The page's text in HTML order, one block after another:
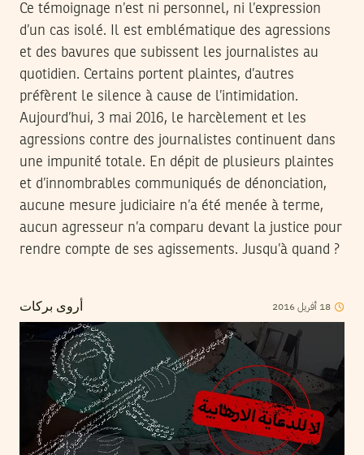
Ce témoignage n’est ni personnel, ni l’expression
d’un cas isolé. Il est emblématique des agressions
et des bavures que subissent les journalistes au
quotidien. Certains portent plaintes, d’autres
préfèrent le silence à cause de l’intimidation.
Aujourd’hui, 3 mai 2016, le harcèlement et les
agressions contre des journalistes continuent dans
une impunité totale. En dépit de plusieurs plaintes
et d’innombrables communiqués de dénonciation,
aucune mesure judiciaire n’a été menée à terme,
aucun agresseur n’a comparu devant la justice pour
rendre compte de ses agissements. Jusqu’à quand ?
أروى بركات 18 أفريل2016